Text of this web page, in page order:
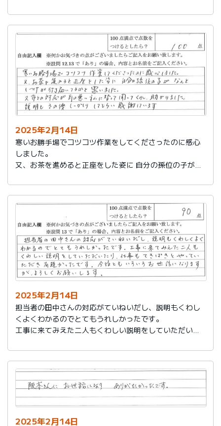
2025年2月14日
寒いお勝手場でコツコツ作業をしてくださったのに感心
しました。
又、お茶を進めると正座をした姿に 自分の孫位の子がな
又、市との対応が耳の悪い私に代わって聞いてくれ助か
りました。
説明もその後しっかりしてもらい感謝しています。
2025年2月14日
担当者の田中さんの対応がていねいだし、説明もくわし
くよくわかるのでとてもうれしかったです。
工事に来てみえた二人もくわしい説明をしていただいた
今後ともいろいろお世話になりますが、よろしくお願い
します。
2025年2月14日